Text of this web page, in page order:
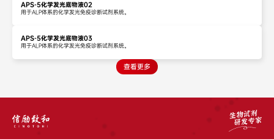
APS-5化学发光底物液02
用于ALP体系的化学发光免疫诊断试剂系统。
APS-5化学发光底物液03
用于ALP体系的化学发光免疫诊断试剂系统。
查看更多